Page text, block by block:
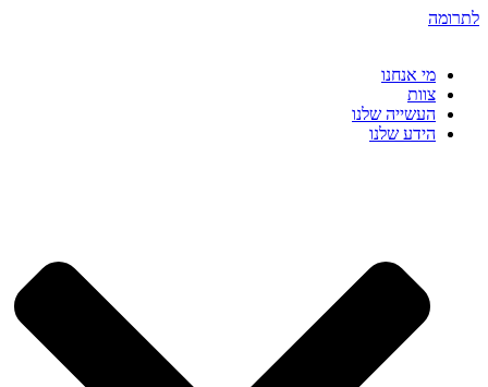
לתרומהדלג
מי אנחנו
צוות
העשייה שלנו
הידע שלנו